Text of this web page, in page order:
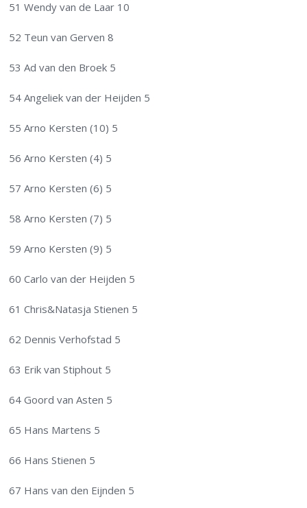
51 Wendy van de Laar 10
52 Teun van Gerven 8
53 Ad van den Broek 5
54 Angeliek van der Heijden 5
55 Arno Kersten (10) 5
56 Arno Kersten (4) 5
57 Arno Kersten (6) 5
58 Arno Kersten (7) 5
59 Arno Kersten (9) 5
60 Carlo van der Heijden 5
61 Chris&Natasja Stienen 5
62 Dennis Verhofstad 5
63 Erik van Stiphout 5
64 Goord van Asten 5
65 Hans Martens 5
66 Hans Stienen 5
67 Hans van den Eijnden 5